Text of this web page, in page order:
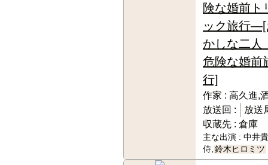
険な婚前ト
ック旅行―[
かしな二
危険な婚前
行]
作家 : 高久進,
放送回 :
放送
収蔵先 : 倉庫
主な出演 : 中井
侍, 鈴木ヒロミツ